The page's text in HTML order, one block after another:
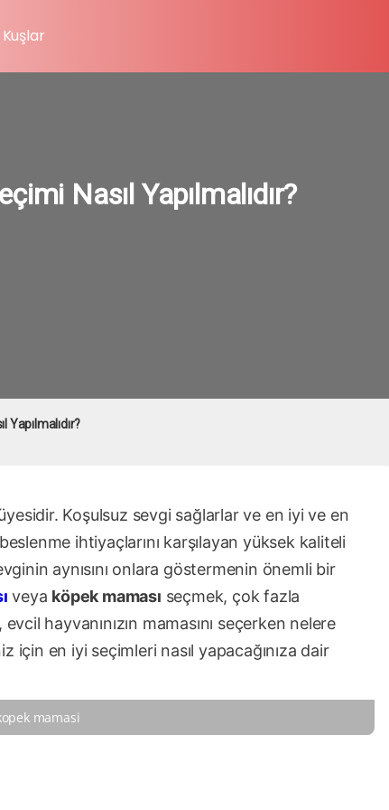
Kuşlar
Nasıl Yapılmalıdır?
Koşulsuz sevgi sağlarlar ve en iyi ve en
ihtiyaçlarını karşılayan yüksek kaliteli
aynısını onlara göstermenin önemli bir
veya köpek maması seçmek, çok fazla
hayvanınızın mamasını seçerken nelere
en iyi seçimleri nasıl yapacağınıza dair
mamasi